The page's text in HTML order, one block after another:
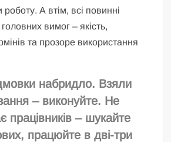
А втім, всі повинні
вимог – якість,
та прозоре використання
набридло. Взяли
– виконуйте. Не
працівників – шукайте
працюйте в дві-три